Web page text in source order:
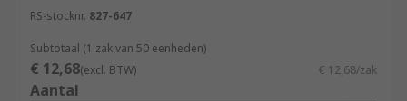
RS-stocknr. 827-647
Subtotaal (1 zak van 50 eenheden)
€ 12,68(excl. BTW) € 12,68/zak
Aantal